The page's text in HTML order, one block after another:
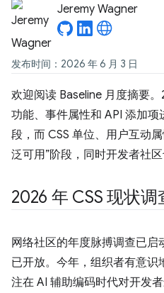
Jeremy Wagner
发布时间：2026 年 6 月 3 日
欢迎阅读 Baseline 月度摘要
功能、事件属性和 API 添加项
段，而 CSS 单位、用户互动
泛可用”阶段，同时开发者社区
2026 年 CSS 现状调
网络社区的年度脉搏调查已启
已开放。今年，组织者有意
注在 AI 辅助编码时代对开发